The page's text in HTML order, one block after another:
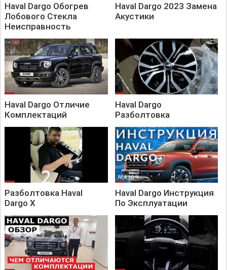
Haval Dargo Обогрев
Лобового Стекла
Неисправность
Haval Dargo 2023 Замена
Акустики
Haval Dargo Отличие
Комплектаций
Haval Dargo
Разболтовка
Разболтовка Haval
Dargo X
Haval Dargo Инструкция
По Эксплуатации